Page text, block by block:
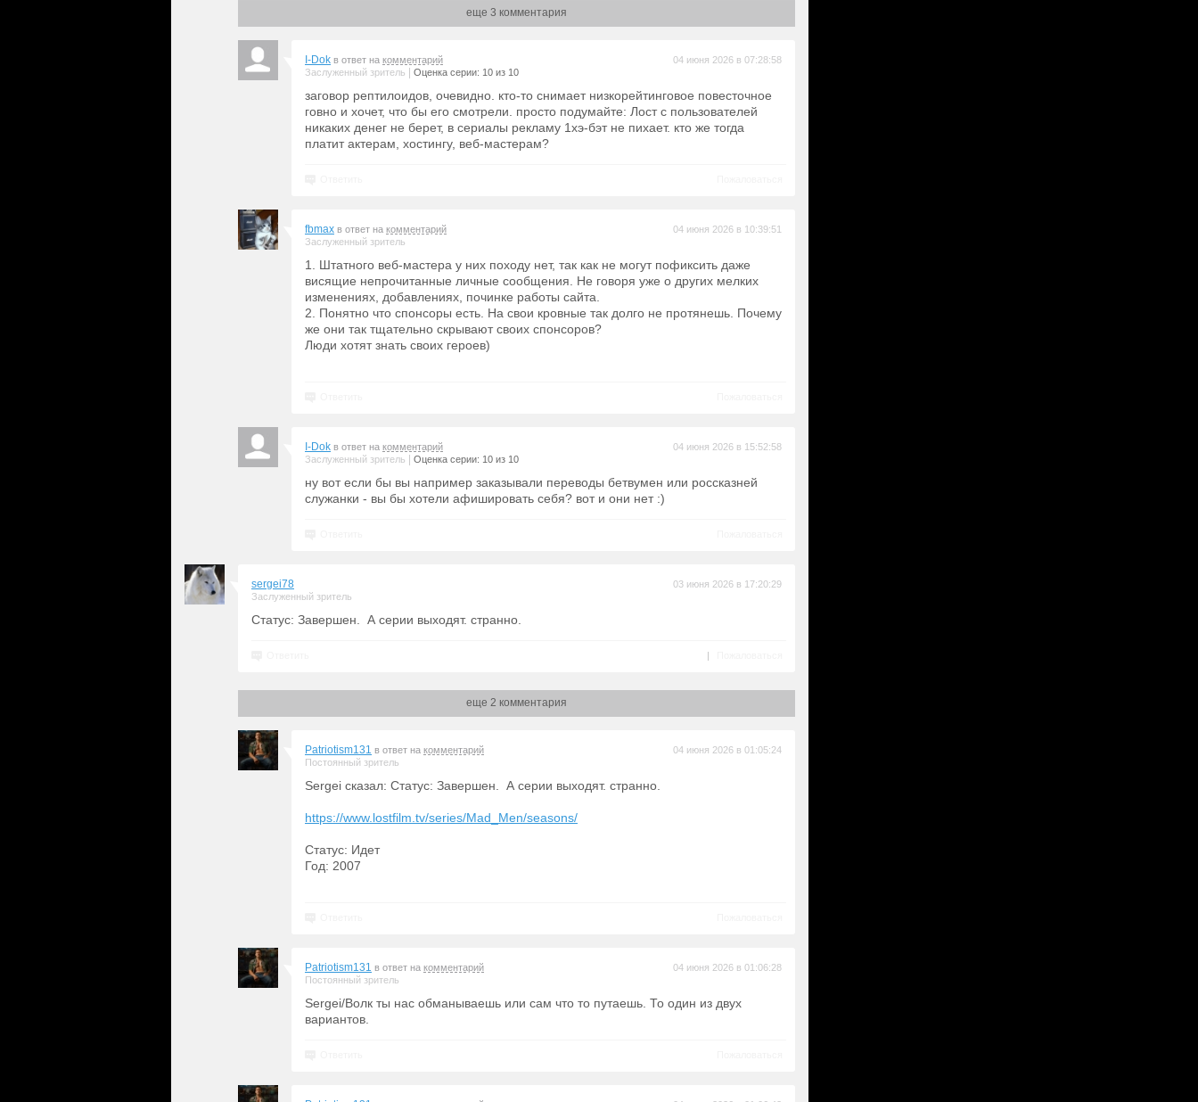
еще 3 комментария
I-Dok в ответ на комментарий
Заслуженный зритель
Оценка серии: 10 из 10
04 июня 2026 в 07:28:58
заговор рептилоидов, очевидно. кто-то снимает низкорейтинговое повесточное
говно и хочет, что бы его смотрели. просто подумайте: Лост с пользователей
никаких денег не берет, в сериалы рекламу 1хэ-бэт не пихает. кто же тогда
платит актерам, хостингу, веб-мастерам?
fbmax в ответ на комментарий
Заслуженный зритель
04 июня 2026 в 10:39:51
1. Штатного веб-мастера у них походу нет, так как не могут пофиксить даже
висящие непрочитанные личные сообщения. Не говоря уже о других мелких
изменениях, добавлениях, починке работы сайта.
2. Понятно что спонсоры есть. На свои кровные так долго не протянешь. Почему
же они так тщательно скрывают своих спонсоров?
Люди хотят знать своих героев)
I-Dok в ответ на комментарий
Заслуженный зритель
Оценка серии: 10 из 10
04 июня 2026 в 15:52:58
ну вот если бы вы например заказывали переводы бетвумен или россказней
служанки - вы бы хотели афишировать себя? вот и они нет :)
sergei78
Заслуженный зритель
03 июня 2026 в 17:20:29
Статус: Завершен. А серии выходят. странно.
|
еще 2 комментария
Patriotism131 в ответ на комментарий
Постоянный зритель
04 июня 2026 в 01:05:24
Sergei сказал: Статус: Завершен. А серии выходят. странно.
https://www.lostfilm.tv/series/Mad_Men/seasons/
Статус: Идет
Год: 2007
Patriotism131 в ответ на комментарий
Постоянный зритель
04 июня 2026 в 01:06:28
Sergei/Волк ты нас обманываешь или сам что то путаешь. То один из двух
вариантов.